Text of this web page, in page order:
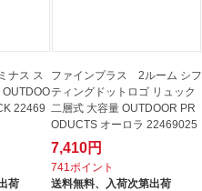
ナス ス
22469
荷
ファインプラス 2ルーム シフ
ティングドットロゴ リュック
二層式 大容量 OUTDOOR PR
ODUCTS オーロラ 22469025
7,410円
741ポイント
送料無料、
入荷次第出荷